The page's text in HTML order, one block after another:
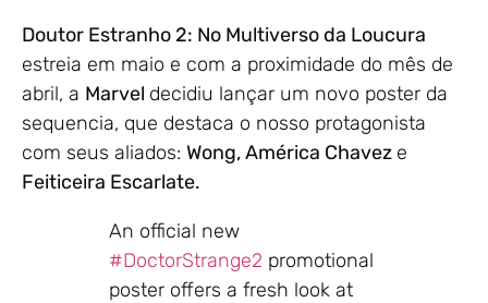
Doutor Estranho 2: No Multiverso da Loucura
estreia em maio e com a proximidade do mês de
abril, a Marvel decidiu lançar um novo poster da
sequencia, que destaca o nosso protagonista
com seus aliados: Wong, América Chavez e
Feiticeira Escarlate.
An official new
#DoctorStrange2 promotional
poster offers a fresh look at